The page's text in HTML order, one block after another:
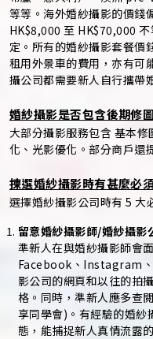
等等。海外婚紗攝影的價錢
HK$8,000 至 HK$70,000
定。所有的婚紗攝影套餐價
租用外景車的費用，亦有可
攝公司都需要新人自行攜帶
婚紗攝影是否包含後期修
大部分攝影服務包含 基本
化、光影優化。部分商戶還
揀選婚紗攝影時有甚麼必
選擇婚紗攝影公司時有 5 大
留意婚紗攝影師/婚紗攝影
準新人在與婚紗攝影師會
Facebook、Instagram
影公司的網頁和以往的拍
格。同時，準新人應多查
享同學會)。有經驗的婚紗
態，能捕捉新人真情流露